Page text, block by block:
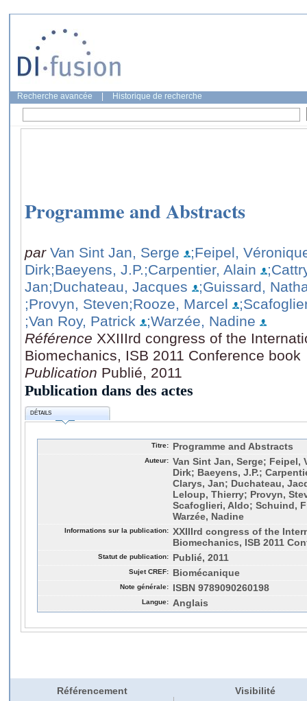
Recherche avancée Historique de recherche
Programme and Abstracts
par Van Sint Jan, Serge
;Feipel,
Dirk;Baeyens, J.P.;Carpentier, Alain
Jan;Duchateau, Jacques
;Guissard,
;Provyn, Steven;Rooze, Marcel
;Van Roy, Patrick
;Warzée, Nadine
Référence XXIIIrd congress of the
Biomechanics, ISB 2011 Conference book
Publication Publié, 2011
Publication dans des actes
DÉTAILS
Titre: Programme and Abstracts
Auteur: Van Sint Jan, Serge; Feipel,
Dirk; Baeyens, J.P.;
Clarys, Jan; Duchateau,
Leloup, Thierry; Provyn,
Scafoglieri, Aldo; Schuind,
Warzée, Nadine
Informations sur la publication: XXIIIrd congress of the
Biomechanics, ISB 2011
Statut de publication: Publié, 2011
Sujet CREF: Biomécanique
Note générale: ISBN 9789090260198
Langue: Anglais
Référencement Visibilité